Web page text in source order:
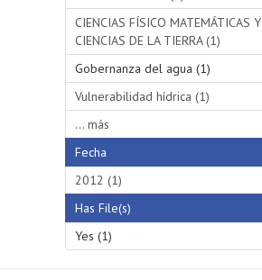
CIENCIAS FÍSICO MATEMÁTICAS Y
CIENCIAS DE LA TIERRA (1)
Gobernanza del agua (1)
Vulnerabilidad hídrica (1)
... más
Fecha
2012 (1)
Has File(s)
Yes (1)